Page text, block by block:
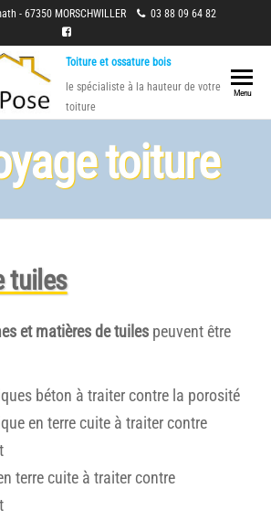
- 67350 MORSCHWILLER 03 88 09 64 82
Toiture et ossature bois
le spécialiste à la hauteur de votre
toiture
Menu
toiture
tuiles
et matières de tuiles peuvent être
béton à traiter contre la porosité
en terre cuite à traiter contre
terre cuite à traiter contre